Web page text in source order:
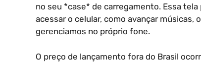
no seu *case* de carregamento. Essa
acessar o celular, como avançar
gerenciamos no próprio fone.
O preço de lançamento fora do Brasil